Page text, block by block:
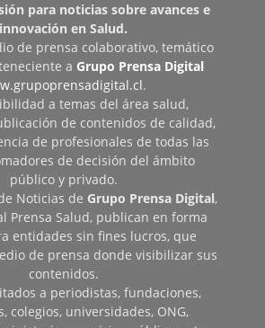
para noticias sobre avances e
innovación en Salud.
de prensa colaborativo, temático
a Grupo Prensa Digital
.
a temas del área salud,
de contenidos de calidad,
de profesionales de todas las
de decisión del ámbito
público y privado.
Noticias de Grupo Prensa Digital,
Prensa Salud, publican en forma
entidades sin fines lucros, que
de prensa donde visibilizar sus
contenidos.
a periodistas, fundaciones,
colegios, universidades, ONG,